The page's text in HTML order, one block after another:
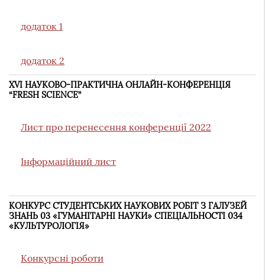
додаток 1
додаток 2
XVI НАУКОВО-ПРАКТИЧНА ОНЛАЙН-КОНФЕРЕНЦІЯ
“FRESH SCIENCE”
Лист про перенесення конференції 2022
Інформаційний лист
КОНКУРС СТУДЕНТСЬКИХ НАУКОВИХ РОБІТ З ГАЛУЗЕЙ
ЗНАНЬ 03 «ГУМАНІТАРНІ НАУКИ» СПЕЦІАЛЬНОСТІ 034
«КУЛЬТУРОЛОГІЯ»
Конкурсні роботи